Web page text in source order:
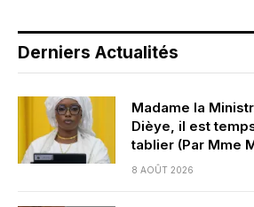
Derniers Actualités
Madame la
Dièye, il est
tablier (Par Mme
8 AOÛT 2026